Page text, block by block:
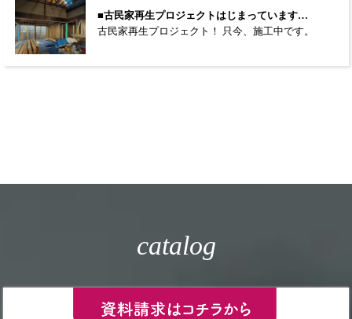
■古民家再生プロジェクトはじまっています…
古民家再生プロジェクト！ 只今、施工中です。
catalog